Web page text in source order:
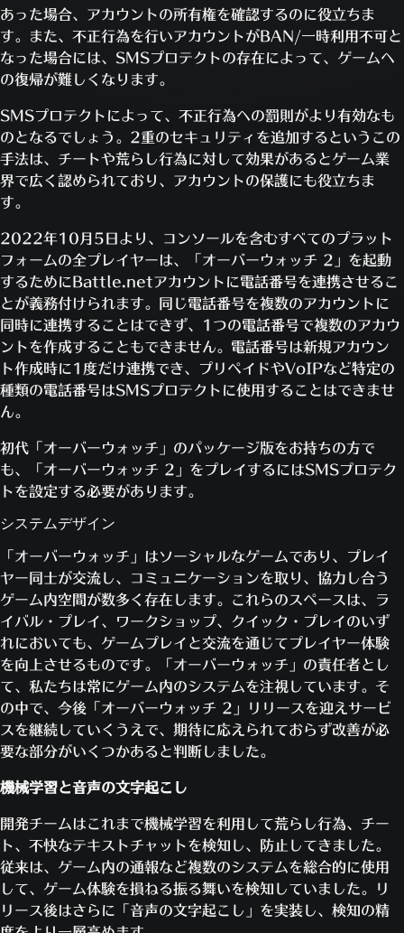
あった場合、アカウントの所有権を確認するのに役立ちま
す。また、不正行為を行いアカウントがBAN/一時利用不可と
なった場合には、SMSプロテクトの存在によって、ゲームへ
の復帰が難しくなります。
SMSプロテクトによって、不正行為への罰則がより有効なも
のとなるでしょう。2重のセキュリティを追加するというこの
手法は、チートや荒らし行為に対して効果があるとゲーム業
界で広く認められており、アカウントの保護にも役立ちま
す。
2022年10月5日より、コンソールを含むすべてのプラット
フォームの全プレイヤーは、「オーバーウォッチ 2」を起動
するためにBattle.netアカウントに電話番号を連携させるこ
とが義務付けられます。同じ電話番号を複数のアカウントに
同時に連携することはできず、1つの電話番号で複数のアカウ
ントを作成することもできません。電話番号は新規アカウン
ト作成時に1度だけ連携でき、プリペイドやVoIPなど特定の
種類の電話番号はSMSプロテクトに使用することはできませ
ん。
初代「オーバーウォッチ」のパッケージ版をお持ちの方で
も、「オーバーウォッチ 2」をプレイするにはSMSプロテク
トを設定する必要があります。
システムデザイン
「オーバーウォッチ」はソーシャルなゲームであり、プレイ
ヤー同士が交流し、コミュニケーションを取り、協力し合う
ゲーム内空間が数多く存在します。これらのスペースは、ラ
イバル・プレイ、ワークショップ、クイック・プレイのいず
れにおいても、ゲームプレイと交流を通じてプレイヤー体験
を向上させるものです。「オーバーウォッチ」の責任者とし
て、私たちは常にゲーム内のシステムを注視しています。そ
の中で、今後「オーバーウォッチ 2」リリースを迎えサービ
スを継続していくうえで、期待に応えられておらず改善が必
要な部分がいくつかあると判断しました。
機械学習と音声の文字起こし
開発チームはこれまで機械学習を利用して荒らし行為、チー
ト、不快なテキストチャットを検知し、防止してきました。
従来は、ゲーム内の通報など複数のシステムを総合的に使用
して、ゲーム体験を損ねる振る舞いを検知していました。リ
リース後はさらに「音声の文字起こし」を実装し、検知の精